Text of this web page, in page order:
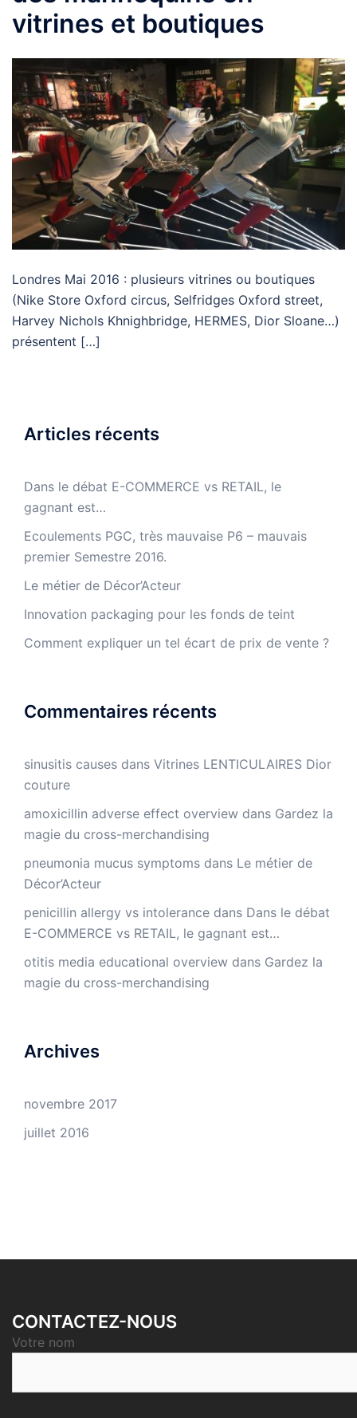
vitrines et boutiques
Londres Mai 2016 : plusieurs vitrines ou boutiques
(Nike Store Oxford circus, Selfridges Oxford street,
Harvey Nichols Khnighbridge, HERMES, Dior Sloane…)
présentent […]
Articles récents
Dans le débat E-COMMERCE vs RETAIL, le
gagnant est…
Ecoulements PGC, très mauvaise P6 – mauvais
premier Semestre 2016.
Le métier de Décor’Acteur
Innovation packaging pour les fonds de teint
Comment expliquer un tel écart de prix de vente ?
Commentaires récents
sinusitis causes dans Vitrines LENTICULAIRES Dior
couture
amoxicillin adverse effect overview dans Gardez la
magie du cross-merchandising
pneumonia mucus symptoms dans Le métier de
Décor’Acteur
penicillin allergy vs intolerance dans Dans le débat
E-COMMERCE vs RETAIL, le gagnant est…
otitis media educational overview dans Gardez la
magie du cross-merchandising
Archives
novembre 2017
juillet 2016
CONTACTEZ-NOUS
Votre nom